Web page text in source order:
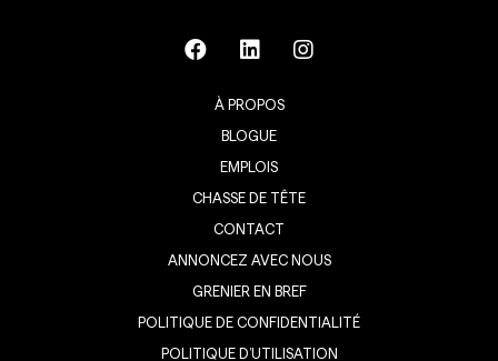
À PROPOS
BLOGUE
EMPLOIS
CHASSE DE TÊTE
CONTACT
ANNONCEZ AVEC NOUS
GRENIER EN BREF
POLITIQUE DE CONFIDENTIALITÉ
POLITIQUE D’UTILISATION